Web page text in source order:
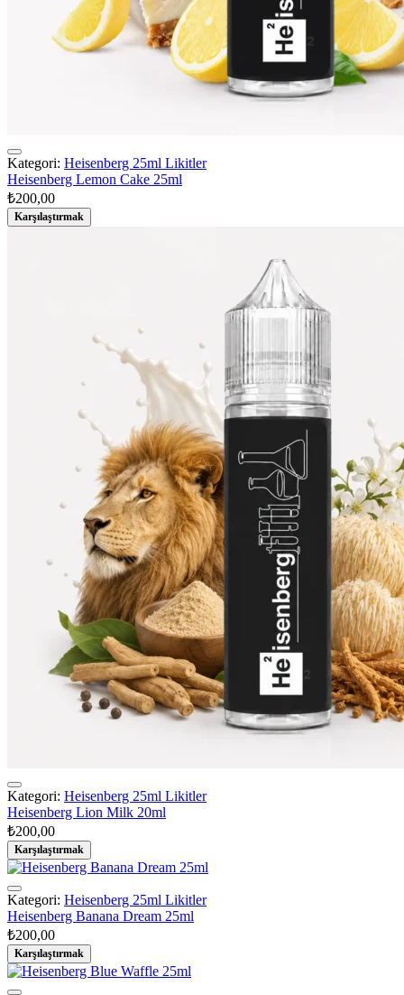
Kategori: Heisenberg 25ml Likitler
Heisenberg Lemon Cake 25ml
₺200,00
Karşılaştırmak
Kategori: Heisenberg 25ml Likitler
Heisenberg Lion Milk 20ml
₺200,00
Karşılaştırmak
Kategori: Heisenberg 25ml Likitler
Heisenberg Banana Dream 25ml
₺200,00
Karşılaştırmak